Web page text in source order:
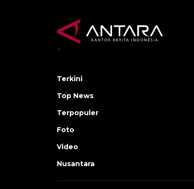
>
Terkini
Top News
Terpopuler
Foto
Video
Nusantara